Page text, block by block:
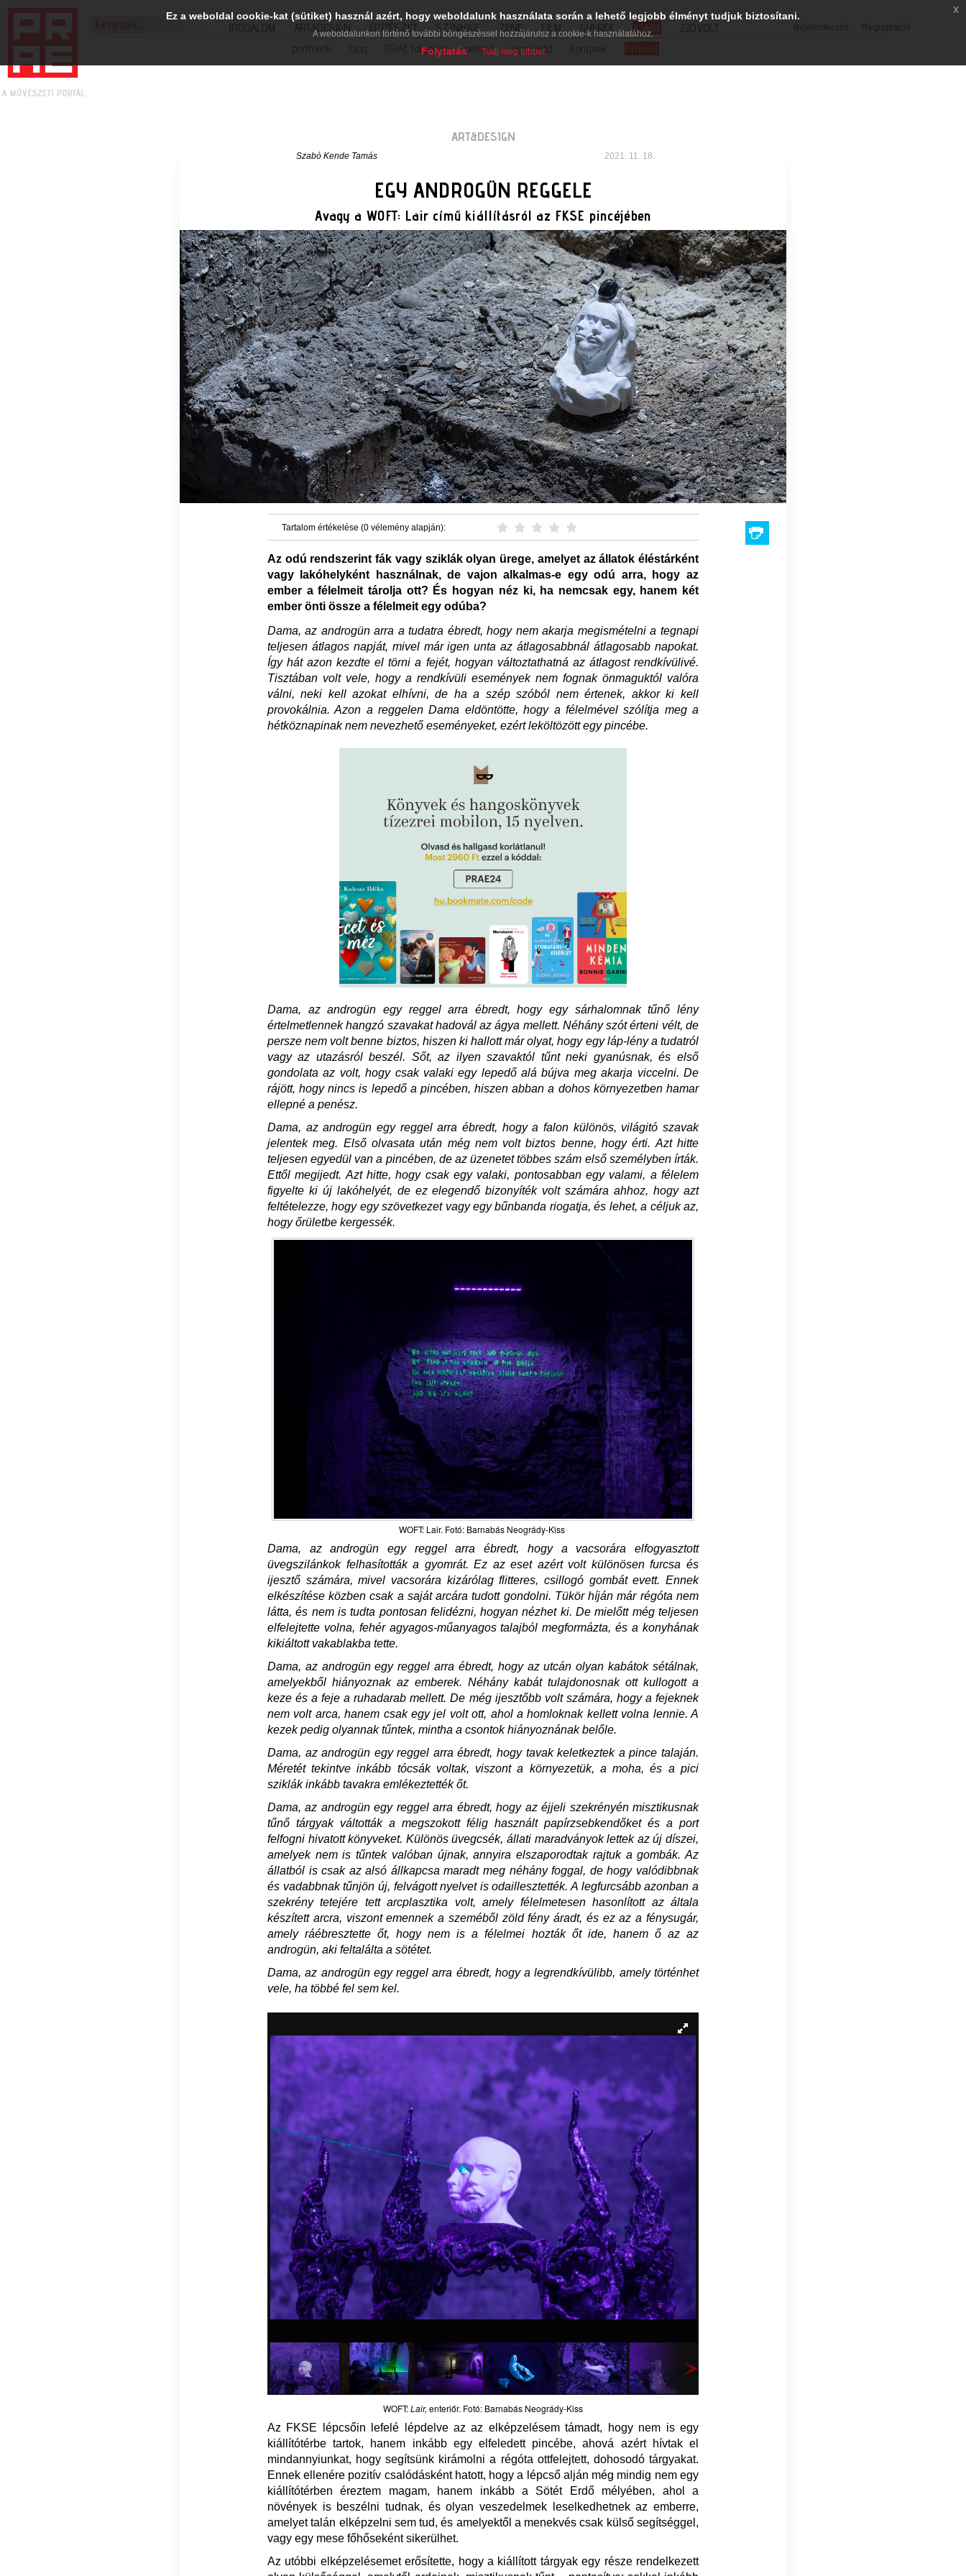
Bejelentkezés Regisztráció
IRODALOM ART&DESIGN ÉPÍTÉSZET SZÍNHÁZ ZENE FILM GYEREK KSMM
220VOLT
portfóliók
blog PRAE folyóirat petíció lapcsalád könyvek hírlevél
ART&DESIGN
Szabó Kende Tamás 2021. 11. 18.
EGY ANDROGÜN REGGELE
Avagy a WOFT: Lair című kiállításról az FKSE pincéjében
Tartalom értékelése (0 vélemény alapján):
Az odú rendszerint fák vagy sziklák olyan ürege, amelyet az állatok éléstárként
vagy lakóhelyként használnak, de vajon alkalmas-e egy odú arra, hogy az
ember a félelmeit tárolja ott? És hogyan néz ki, ha nemcsak egy, hanem két
ember önti össze a félelmeit egy odúba?
Dama, az androgün arra a tudatra ébredt, hogy nem akarja megismételni a tegnapi
teljesen átlagos napját, mivel már igen unta az átlagosabbnál átlagosabb napokat.
Így hát azon kezdte el törni a fejét, hogyan változtathatná az átlagost rendkívülivé.
Tisztában volt vele, hogy a rendkívüli események nem fognak önmaguktól valóra
válni, neki kell azokat elhívni, de ha a szép szóból nem értenek, akkor ki kell
provokálnia. Azon a reggelen Dama eldöntötte, hogy a félelmével szólítja meg a
hétköznapinak nem nevezhető eseményeket, ezért leköltözött egy pincébe.
Dama, az androgün egy reggel arra ébredt, hogy egy sárhalomnak tűnő lény
értelmetlennek hangzó szavakat hadovál az ágya mellett. Néhány szót érteni vélt, de
persze nem volt benne biztos, hiszen ki hallott már olyat, hogy egy láp-lény a tudatról
vagy az utazásról beszél. Sőt, az ilyen szavaktól tűnt neki gyanúsnak, és első
gondolata az volt, hogy csak valaki egy lepedő alá bújva meg akarja viccelni. De
rájött, hogy nincs is lepedő a pincében, hiszen abban a dohos környezetben hamar
ellepné a penész.
Dama, az androgün egy reggel arra ébredt, hogy a falon különös, világitó szavak
jelentek meg. Első olvasata után még nem volt biztos benne, hogy érti. Azt hitte
teljesen egyedül van a pincében, de az üzenetet többes szám első személyben írták.
Ettől megijedt. Azt hitte, hogy csak egy valaki, pontosabban egy valami, a félelem
figyelte ki új lakóhelyét, de ez elegendő bizonyíték volt számára ahhoz, hogy azt
feltételezze, hogy egy szövetkezet vagy egy bűnbanda riogatja, és lehet, a céljuk az,
hogy őrületbe kergessék.
WOFT: Lair. Fotó: Barnabás Neogrády-Kiss
Dama, az androgün egy reggel arra ébredt, hogy a vacsorára elfogyasztott
üvegszilánkok felhasították a gyomrát. Ez az eset azért volt különösen furcsa és
ijesztő számára, mivel vacsorára kizárólag flitteres, csillogó gombát evett. Ennek
elkészítése közben csak a saját arcára tudott gondolni. Tükör híján már régóta nem
látta, és nem is tudta pontosan felidézni, hogyan nézhet ki. De mielőtt még teljesen
elfelejtette volna, fehér agyagos-műanyagos talajból megformázta, és a konyhának
kikiáltott vakablakba tette.
Dama, az androgün egy reggel arra ébredt, hogy az utcán olyan kabátok sétálnak,
amelyekből hiányoznak az emberek. Néhány kabát tulajdonosnak ott kullogott a
keze és a feje a ruhadarab mellett. De még ijesztőbb volt számára, hogy a fejeknek
nem volt arca, hanem csak egy jel volt ott, ahol a homloknak kellett volna lennie. A
kezek pedig olyannak tűntek, mintha a csontok hiányoznának belőle.
Dama, az androgün egy reggel arra ébredt, hogy tavak keletkeztek a pince talaján.
Méretét tekintve inkább tócsák voltak, viszont a környezetük, a moha, és a pici
sziklák inkább tavakra emlékeztették őt.
Dama, az androgün egy reggel arra ébredt, hogy az éjjeli szekrényén misztikusnak
tűnő tárgyak váltották a megszokott félig használt papírzsebkendőket és a port
felfogni hivatott könyveket. Különös üvegcsék, állati maradványok lettek az új díszei,
amelyek nem is tűntek valóban újnak, annyira elszaporodtak rajtuk a gombák. Az
állatból is csak az alsó állkapcsa maradt meg néhány foggal, de hogy valódibbnak
és vadabbnak tűnjön új, felvágott nyelvet is odaillesztették. A legfurcsább azonban a
szekrény tetejére tett arcplasztika volt, amely félelmetesen hasonlított az általa
készített arcra, viszont emennek a szeméből zöld fény áradt, és ez az a fénysugár,
amely ráébresztette őt, hogy nem is a félelmei hozták őt ide, hanem ő az az
androgün, aki feltalálta a sötétet.
Dama, az androgün egy reggel arra ébredt, hogy a legrendkívülibb, amely történhet
vele, ha többé fel sem kel.
WOFT:Lair, enteriőr. Fotó: Barnabás Neogrády-Kiss
Az FKSE lépcsőin lefelé lépdelve az az elképzelésem támadt, hogy nem is egy
kiállítótérbe tartok, hanem inkább egy elfeledett pincébe, ahová azért hívtak el
mindannyiunkat, hogy segítsünk kirámolni a régóta ottfelejtett, dohosodó tárgyakat.
Ennek ellenére pozitív csalódásként hatott, hogy a lépcső alján még mindig nem egy
kiállítótérben éreztem magam, hanem inkább a Sötét Erdő mélyében, ahol a
növények is beszélni tudnak, és olyan veszedelmek leselkedhetnek az emberre,
amelyet talán elképzelni sem tud, és amelyektől a menekvés csak külső segítséggel,
vagy egy mese főhőseként sikerülhet.
Az utóbbi elképzelésemet erősítette, hogy a kiállított tárgyak egy része rendelkezett
Ez a weboldal cookie-kat (sütiket) használ azért, hogy weboldalunk használata során a lehető legjobb élményt tudjuk biztosítani.
A weboldalunkon történő további böngészéssel hozzájárulsz a cookie-k használatához.
Folytatás Tudj meg többet
x